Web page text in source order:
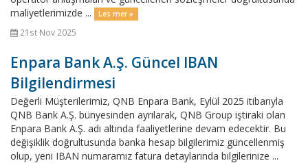
maliyetlerimizde ...
Les mer »
21st Nov 2025
Enpara Bank A.Ş. Güncel IBAN
Bilgilendirmesi
Değerli Müşterilerimiz, QNB Enpara Bank, Eylül 2025 itibarıyla
QNB Bank A.Ş. bünyesinden ayrılarak, QNB Group iştiraki olan
Enpara Bank A.Ş. adı altında faaliyetlerine devam edecektir. Bu
değişiklik doğrultusunda banka hesap bilgilerimiz güncellenmiş
olup, yeni IBAN numaramız fatura detaylarında bilgilerinize ...